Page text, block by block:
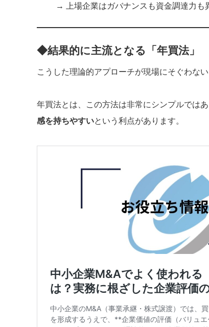
→ 上場企業はガバナンスも資金調達力も
◆結果的に主流となる「年買法」
こうした理論的アプローチが現場にそぐわな
年買法とは、この方法は非常にシンプルではあ
感を持ちやすいという利点があります。